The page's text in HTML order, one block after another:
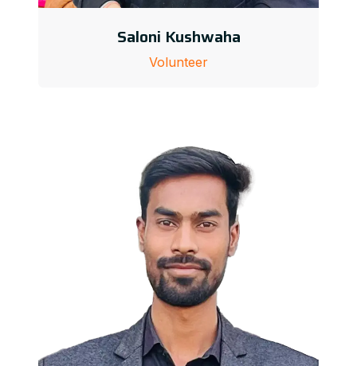
Saloni Kushwaha
Volunteer